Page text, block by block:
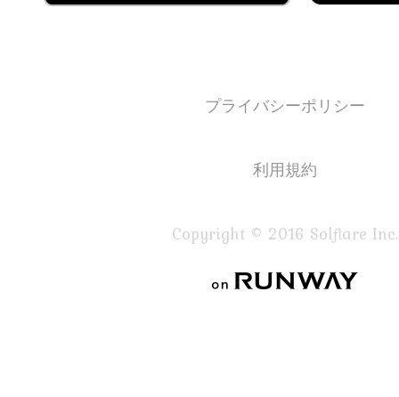
プライバシーポリシー
利用規約
Copyright © 2016 Solflare Inc.